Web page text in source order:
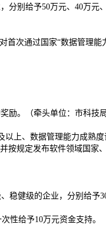
别给予50万元、40万元
次通过国家“数据管理
励。（牵头单位：市科技
上、数据管理能力成熟
规定发布软件领域国家
健级的企业，分别给予
性给予10万元资金支持。